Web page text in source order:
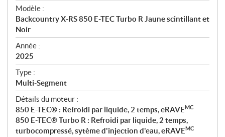
é
c
i
f
i
c
a
t
i
o
n
s
Modèle :
Backcountry X-RS 850 E-TEC Turbo R Jaune scintillant et
Noir
Année :
2025
Type :
Multi-Segment
Détails du moteur :
850 E-TEC® : Refroidi par liquide, 2 temps, eRAVEMC
850 E-TEC® Turbo R : Refroidi par liquide, 2 temps,
turbocompressé, sytème d'injection d'eau, eRAVEMC